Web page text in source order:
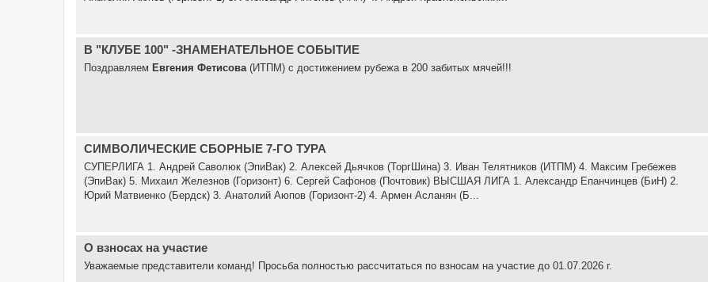
В "КЛУБЕ 100" -ЗНАМЕНАТЕЛЬНОЕ СОБЫТИЕ
Поздравляем Евгения Фетисова (ИТПМ) с достижением рубежа в 200 забитых мячей!!!
СИМВОЛИЧЕСКИЕ СБОРНЫЕ 7-ГО ТУРА
СУПЕРЛИГА 1. Андрей Саволюк (ЭпиВак) 2. Алексей Дьячков (ТоргШина) 3. Иван Телятников (ИТПМ) 4. Максим Гребежев
(ЭпиВак) 5. Михаил Железнов (Горизонт) 6. Сергей Сафонов (Почтовик) ВЫСШАЯ ЛИГА 1. Александр Епанчинцев (БиН) 2.
Юрий Матвиенко (Бердск) 3. Анатолий Аюпов (Горизонт-2) 4. Армен Асланян (Б...
О взносах на участие
Уважаемые представители команд! Просьба полностью рассчитаться по взносам на участие до 01.07.2026 г.